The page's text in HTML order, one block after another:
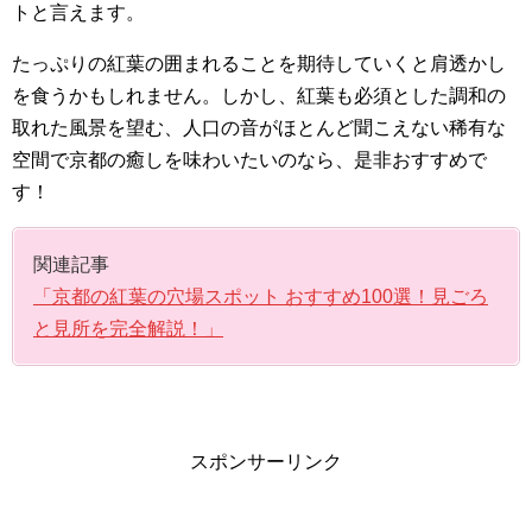
トと言えます。
たっぷりの紅葉の囲まれることを期待していくと肩透かし
を食うかもしれません。しかし、紅葉も必須とした調和の
取れた風景を望む、人口の音がほとんど聞こえない稀有な
空間で京都の癒しを味わいたいのなら、是非おすすめで
す！
関連記事
「京都の紅葉の穴場スポット おすすめ100選！見ごろ
と見所を完全解説！」
スポンサーリンク